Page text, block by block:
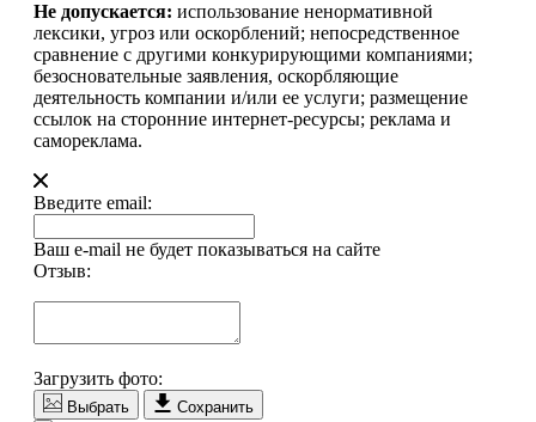
Не допускается: использование ненормативной
лексики, угроз или оскорблений; непосредственное
сравнение с другими конкурирующими компаниями;
безосновательные заявления, оскорбляющие
деятельность компании и/или ее услуги; размещение
ссылок на сторонние интернет-ресурсы; реклама и
самореклама.
Введите email:
Ваш e-mail не будет показываться на сайте
Отзыв:
Загрузить фото:
Выбрать Сохранить